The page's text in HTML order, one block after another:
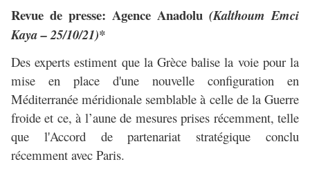
Revue de presse: Agence Anadolu (Kalthoum Emci
Kaya – 25/10/21)*
Des experts estiment que la Grèce balise la voie pour la
mise en place d'une nouvelle configuration en
Méditerranée méridionale semblable à celle de la Guerre
froide et ce, à l’aune de mesures prises récemment, telle
que l'Accord de partenariat stratégique conclu
récemment avec Paris.